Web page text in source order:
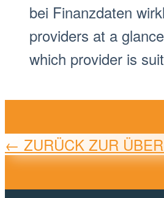
bei Finanzdaten
providers at a
which provider is
← ZURÜCK ZUR